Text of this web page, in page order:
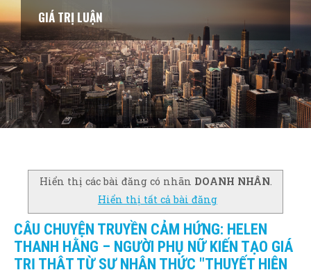
TÌNH YÊU LUẬN
Hiển thị các bài đăng có nhãn DOANH NHÂN.
Hiển thị tất cả bài đăng
CÂU CHUYỆN TRUYỀN CẢM HỨNG: HELEN
THANH HẰNG – NGƯỜI PHỤ NỮ KIẾN TẠO GIÁ
TRỊ THẬT TỪ SỰ NHẬN THỨC "THUYẾT HIỆN